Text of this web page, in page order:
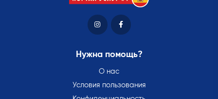
Нужна помощь?
О нас
Условия пользования